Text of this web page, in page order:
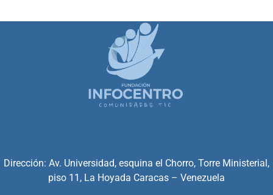
Dirección: Av. Universidad, esquina el Chorro, Torre Ministerial,
piso 11, La Hoyada Caracas – Venezuela